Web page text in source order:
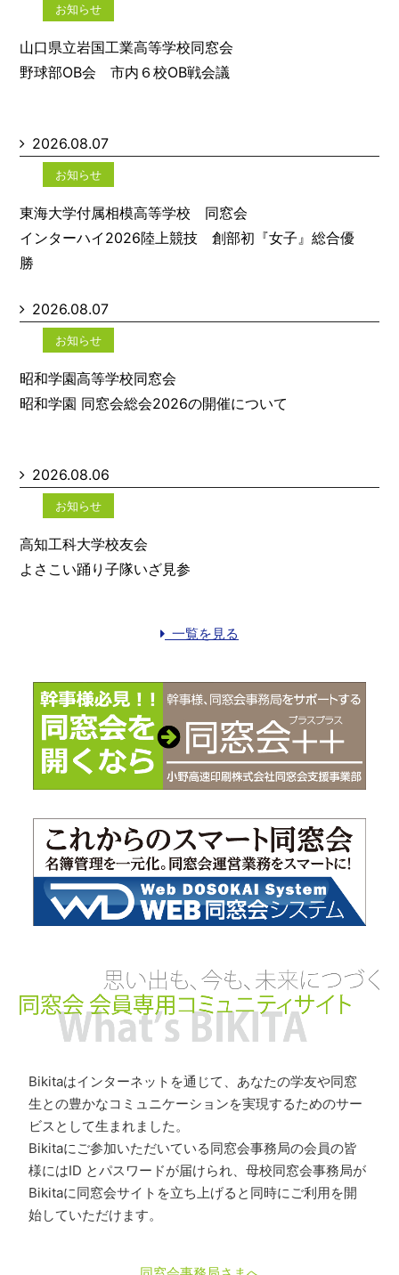
お知らせ
山口県立岩国工業高等学校同窓会
野球部OB会 市内６校OB戦会議
2026.08.07
お知らせ
東海大学付属相模高等学校 同窓会
インターハイ2026陸上競技 創部初『女子』総合優
勝
2026.08.07
お知らせ
昭和学園高等学校同窓会
昭和学園 同窓会総会2026の開催について
2026.08.06
お知らせ
高知工科大学校友会
よさこい踊り子隊いざ見参
一覧を見る
Bikitaはインターネットを通じて、あなたの学友や同窓
生との豊かなコミュニケーションを実現するためのサー
ビスとして生まれました。
Bikitaにご参加いただいている同窓会事務局の会員の皆
様にはID とパスワードが届けられ、母校同窓会事務局が
Bikitaに同窓会サイトを立ち上げると同時にご利用を開
始していただけます。